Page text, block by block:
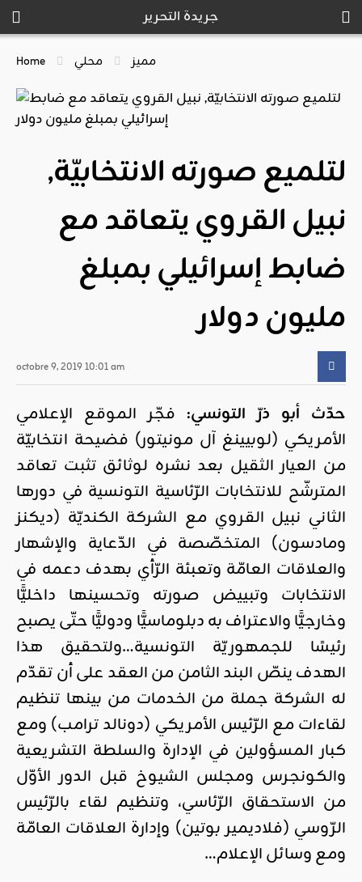
جريدة التحرير
Home مميز محلي
لتلميع صورته الانتخابيّة,
نبيل القروي يتعاقد مع
ضابط إسرائيلي بمبلغ
مليون دولار
octobre 9, 2019 10:01 am
حدّث أبو ذرّ التونسي: فجّر الموقع الإعلامي
الأمريكي (لوبيينغ آل مونيتور) فضيحة انتخابيّة
من العيار الثقيل بعد نشره لوثائق تثبت تعاقد
المترشّح للانتخابات الرّئاسية التونسية في دورها
الثاني نبيل القروي مع الشركة الكنديّة (ديكنز
ومادسون) المتخصّصة في الدّعاية والإشهار
والعلاقات العامّة وتعبئة الرّأي بهدف دعمه في
الانتخابات وتبييض صورته وتحسينها داخليًّا
وخارجيًّا والاعتراف به دبلوماسيًّا ودوليًّا حتّى يصبح
رئيسًا للجمهوريّة التونسية…ولتحقيق هذا
الهدف ينصّ البند الثامن من العقد على أن تقدّم
له الشركة جملة من الخدمات من بينها تنظيم
لقاءات مع الرّئيس الأمريكي (دونالد ترامب) ومع
كبار المسؤولين في الإدارة والسلطة التشريعية
والكونجرس ومجلس الشيوخ قبل الدور الأوّل
من الاستحقاق الرّئاسي، وتنظيم لقاء بالرّئيس
الرّوسي (فلاديمير بوتين) وإدارة العلاقات العامّة
ومع وسائل الإعلام…